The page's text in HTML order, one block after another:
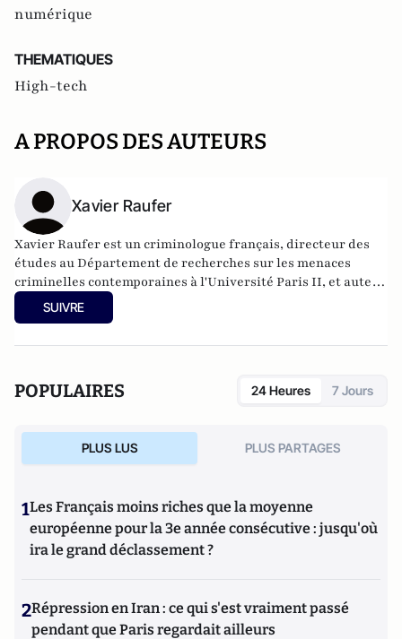
numérique
THEMATIQUES
High-tech
A PROPOS DES AUTEURS
Xavier Raufer
Xavier Raufer est un criminologue français, directeur des
études au Département de recherches sur les menaces
criminelles contemporaines à l'Université Paris II, et auteur
de nombreux ouvrages sur le sujet. Dernier en date:
criminalité organisée dans le chaos mondial : mafias,
SUIVRE
POPULAIRES 24 Heures 7 Jours
PLUS LUS PLUS PARTAGES
1Les Français moins riches que la moyenne
européenne pour la 3e année consécutive : jusqu'où
ira le grand déclassement ?
2Répression en Iran : ce qui s'est vraiment passé
pendant que Paris regardait ailleurs